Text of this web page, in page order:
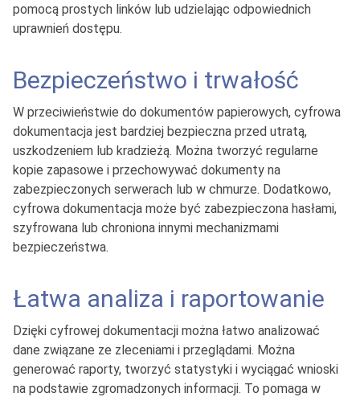
pomocą prostych linków lub udzielając odpowiednich
uprawnień dostępu.
Bezpieczeństwo i trwałość
W przeciwieństwie do dokumentów papierowych, cyfrowa
dokumentacja jest bardziej bezpieczna przed utratą,
uszkodzeniem lub kradzieżą. Można tworzyć regularne
kopie zapasowe i przechowywać dokumenty na
zabezpieczonych serwerach lub w chmurze. Dodatkowo,
cyfrowa dokumentacja może być zabezpieczona hasłami,
szyfrowana lub chroniona innymi mechanizmami
bezpieczeństwa.
Łatwa analiza i raportowanie
Dzięki cyfrowej dokumentacji można łatwo analizować
dane związane ze zleceniami i przeglądami. Można
generować raporty, tworzyć statystyki i wyciągać wnioski
na podstawie zgromadzonych informacji. To pomaga w